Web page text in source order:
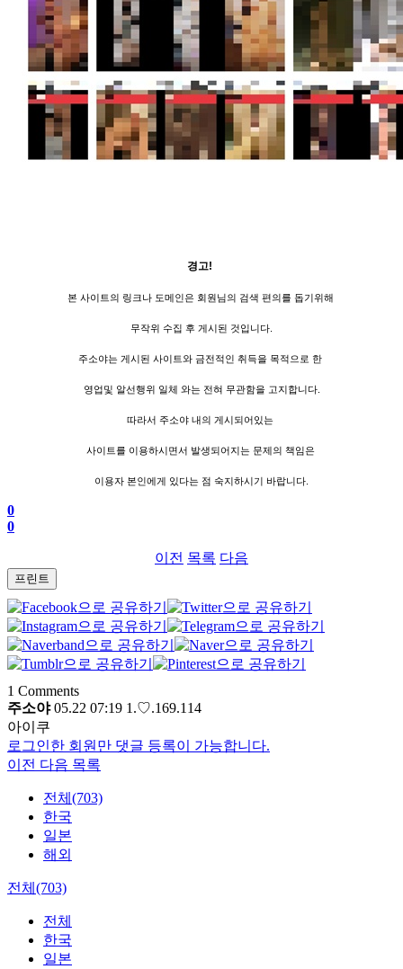
경고!
본 사이트의 링크나 도메인은 회원님의 검색 편의를 돕기위해
무작위 수집 후 게시된 것입니다.
주소야는 게시된 사이트와 금전적인 취득을 목적으로 한
영업및 알선행위 일체 와는 전혀 무관함을 고지합니다.
따라서 주소야 내의 게시되어있는
사이트를 이용하시면서 발생되어지는 문제의 책임은
이용자 본인에게 있다는 점 숙지하시기 바랍니다.
0
0
이전 목록 다음
프린트
1 Comments
주소야 05.22 07:19 1.♡.169.114
아이쿠
로그인한 회원만 댓글 등록이 가능합니다.
이전 다음 목록
전체(703)
한국
일본
해외
전체(703)
전체
한국
일본